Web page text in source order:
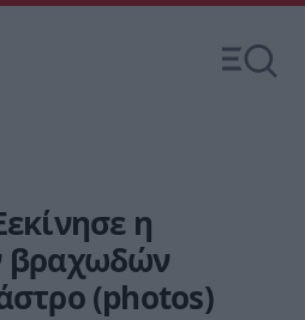
η
βραχωδών
(photos)